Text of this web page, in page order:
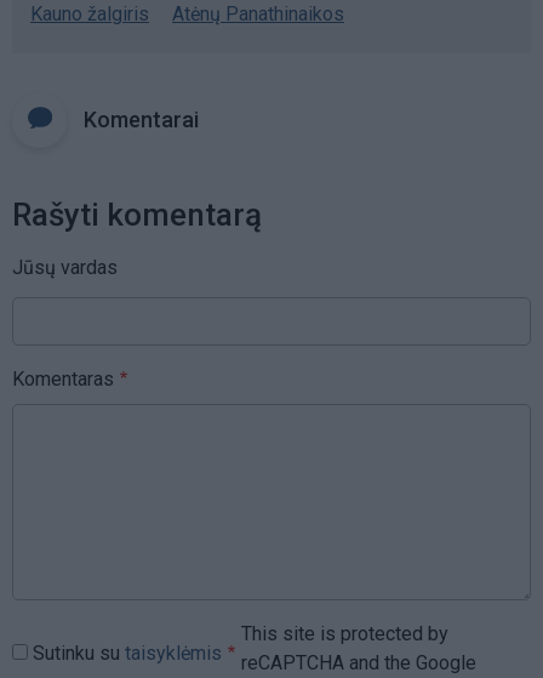
Kauno žalgiris Atėnų Panathinaikos
Komentarai
Rašyti komentarą
Jūsų vardas
Komentaras
Sutinku su taisyklėmis
This site is protected by
reCAPTCHA and the Google